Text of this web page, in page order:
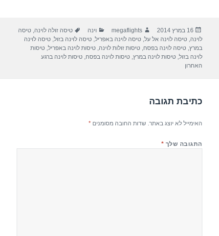
e
b
k
gr
a
s
A
e
פורסם
בתאריך
16 במרץ 2014 מחבר
megaflights קטגוריות
וינה תגיות
טיסה זולה לוינה,טיסה
לוינה,טיסה לוינה אל על,טיסה לוינה באפריל,טיסה לוינה בזול,טיסה לוינה
במרץ,טיסה לוינה בפסח,טיסות זולות לוינה,טיסות לוינה באפריל,טיסות
לוינה בזול,טיסות לוינה במרץ,טיסות לוינה בפסח,טיסות לוינה ברגע
האחרון
כתיבת תגובה
האימייל לא יוצג באתר. שדות החובה מסומנים*
התגובה שלך *